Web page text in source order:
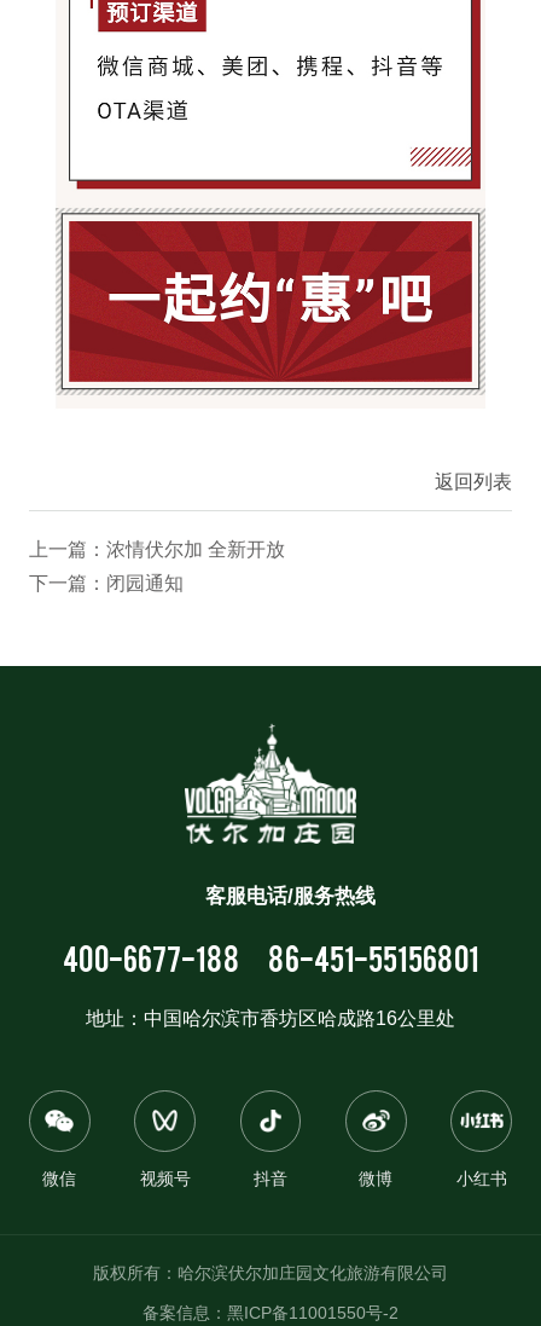
返回列表
上一篇：浓情伏尔加 全新开放
下一篇：闭园通知
客服电话/服务热线
400-6677-188 86-451-55156801
地址：中国哈尔滨市香坊区哈成路16公里处
微信 视频号 抖音 微博 小红书
版权所有：哈尔滨伏尔加庄园文化旅游有限公司
备案信息： 黑ICP备11001550号-2